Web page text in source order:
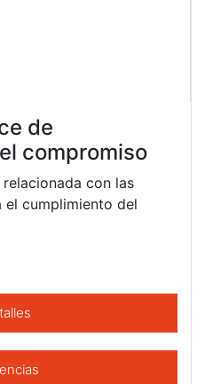
de
compromiso
con las
el cumplimiento del